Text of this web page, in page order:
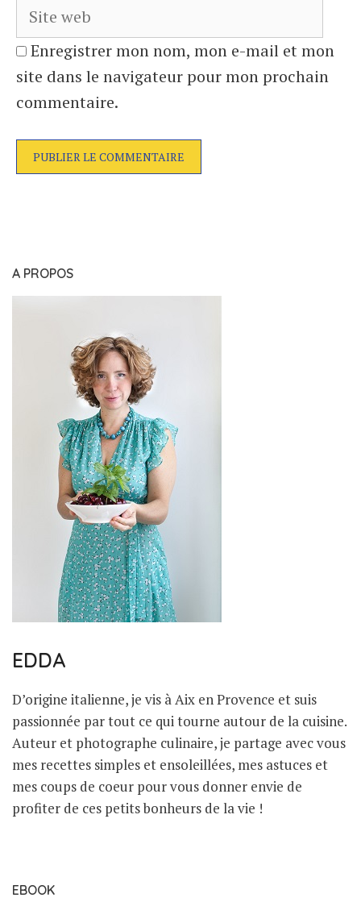
Enregistrer mon nom, mon e-mail et mon
site dans le navigateur pour mon prochain
commentaire.
A PROPOS
EDDA
D’origine italienne, je vis à Aix en Provence et suis
passionnée par tout ce qui tourne autour de la cuisine.
Auteur et photographe culinaire, je partage avec vous
mes recettes simples et ensoleillées, mes astuces et
mes coups de coeur pour vous donner envie de
profiter de ces petits bonheurs de la vie !
EBOOK